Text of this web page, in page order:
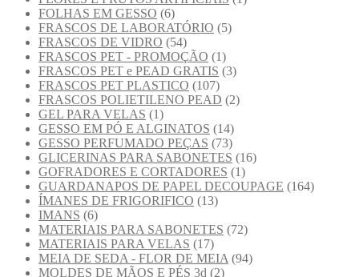
FOLHAS EM GESSO (6)
FRASCOS DE LABORATÓRIO (5)
FRASCOS DE VIDRO (54)
FRASCOS PET - PROMOÇÃO (1)
FRASCOS PET e PEAD GRATIS (3)
FRASCOS PET PLASTICO (107)
FRASCOS POLIETILENO PEAD (2)
GEL PARA VELAS (1)
GESSO EM PÓ E ALGINATOS (14)
GESSO PERFUMADO PEÇAS (73)
GLICERINAS PARA SABONETES (16)
GOFRADORES E CORTADORES (1)
GUARDANAPOS DE PAPEL DECOUPAGE (164)
ÍMANES DE FRIGORIFICO (13)
IMANS (6)
MATERIAIS PARA SABONETES (72)
MATERIAIS PARA VELAS (17)
MEIA DE SEDA - FLOR DE MEIA (94)
MOLDES DE MÃOS E PÉS 3d (2)